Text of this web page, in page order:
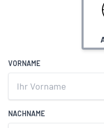
VORNAME
NACHNAME